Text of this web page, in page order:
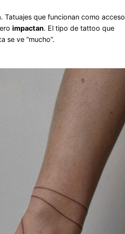
Tatuajes que funcionan como
impactan. El tipo de tattoo que
se ve “mucho”.